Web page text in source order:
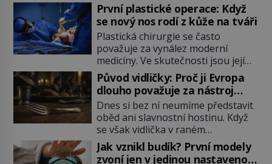
První plastické operace: Když
se nový nos rodí z kůže na tváři
Plastická chirurgie se často
považuje za vynález moderní
medicíny. Ve skutečnosti jsou její
kořeny staré více než dva a půl
tisíce let. V dobách, kdy ještě
neexistují antibiotika ani anestezie,
se odvážní lékaři pokoušejí vracet
lidem tváře znetvořené válkou,
tresty nebo nehodami. Jejich
metody jsou překvapivě
promyšlené a některé principy
Původ vidličky: Proč ji Evropa
dlouho považuje za nástroj
samotného satana?
Dnes si bez ní neumíme představit
oběd ani slavnostní hostinu. Když
se však vidlička v raném
středověku objevuje na evropských
stolech, vzbuzuje pohoršení,
Jak vznikl budík? První modely
zvoní jen v jedinou nastavenou